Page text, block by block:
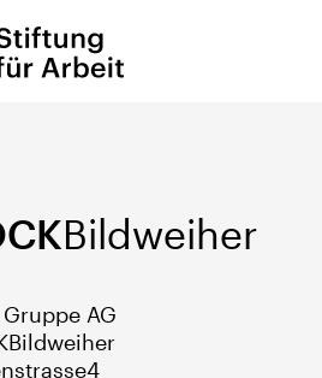
Bildweiher
AG
Bildweiher
4